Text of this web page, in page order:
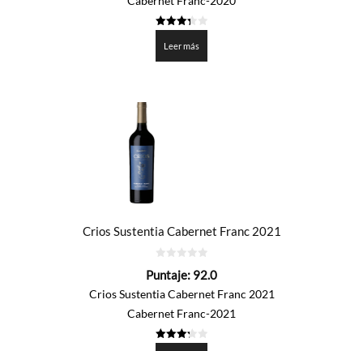
de 5
Leer más
Crios Sustentia Cabernet Franc 2021
de
Puntaje: 92.0
Crios Sustentia Cabernet Franc 2021
Cabernet Franc-2021